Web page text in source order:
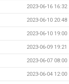
2023-06-16 16:32
2023-06-10 20:48
2023-06-10 19:00
2023-06-09 19:21
2023-06-07 08:00
2023-06-04 12:00